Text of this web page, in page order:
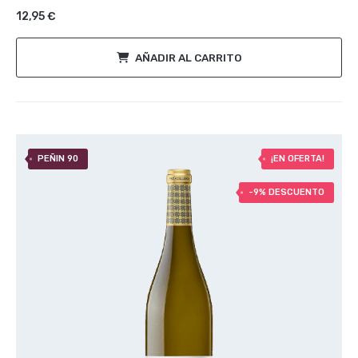
12,95€
AÑADIR AL CARRITO
PEÑIN 90 ¡EN OFERTA!
-9% DESCUENTO